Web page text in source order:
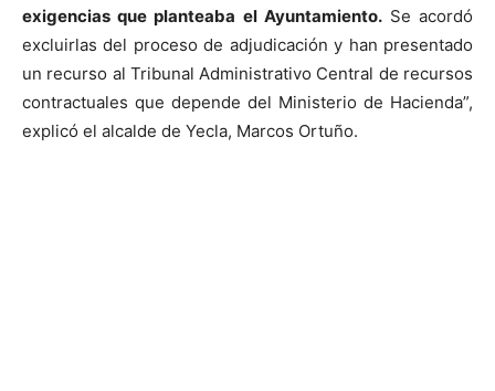
exigencias que planteaba el Ayuntamiento.Se acordó
excluirlas del proceso de adjudicación y han presentado
un recurso al Tribunal Administrativo Central de recursos
contractuales que depende del Ministerio de Hacienda”,
explicó el alcalde de Yecla, Marcos Ortuño.